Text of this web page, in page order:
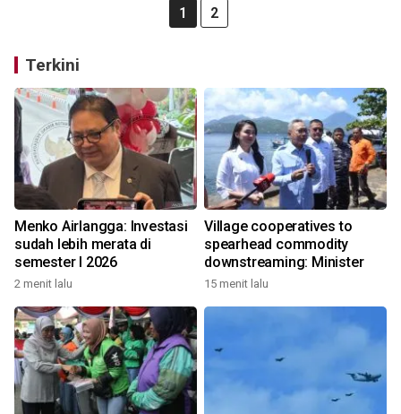
1 2
Terkini
Menko Airlangga: Investasi
sudah lebih merata di
semester I 2026
2 menit lalu
Village cooperatives to
spearhead commodity
downstreaming: Minister
15 menit lalu